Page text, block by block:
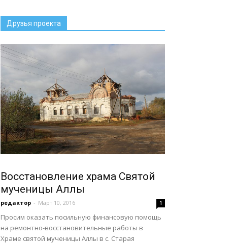
Друзья проекта
Восстановление храма Святой
мученицы Аллы
редактор - Март 10, 2016 1
Просим оказать посильную финансовую помощь
на ремонтно-восстановительные работы в
Храме святой мученицы Аллы в с. Старая